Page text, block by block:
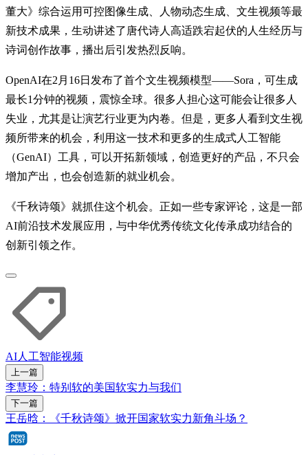
董大》综合运用可控图像生成、人物动态生成、文生视频等最
新技术成果，生动讲述了唐代诗人高适跌宕起伏的人生经历与
诗词创作故事，播出后引发热烈反响。
OpenAI在2月16日发布了首个文生视频模型——Sora，可生成
最长1分钟的视频，震惊全球。很多人担心这可能会让很多人
失业，尤其是让演艺行业更为内卷。但是，更多人看到文生视
频所带来的机会，利用这一技术和更多的生成式人工智能
（GenAI）工具，可以开拓新领域，创造更好的产品，不只会
增加产出，也会创造新的就业机会。
《千秋诗颂》就抓住这个机会。正如一些专家评论，这是一部
AI前沿技术发展应用，与中华优秀传统文化传承成功结合的
创新引领之作。
AI人工智能视频
上一篇
李慧玲：特别软的美国软实力与我们
下一篇
王岳晗：《千秋诗颂》掀开国家软实力新角斗场？